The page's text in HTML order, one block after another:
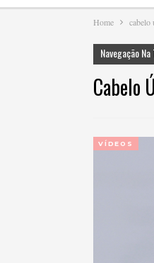
Home cabelo
Navegação Na
Cabelo
VÍDEOS